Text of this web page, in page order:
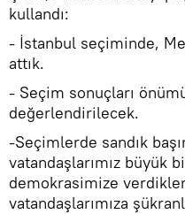
kullandı:
- İstanbul seçiminde,
attık.
- Seçim sonuçları
değerlendirilecek.
-Seçimlerde sandık
vatandaşlarımız büyük
demokrasimize
vatandaşlarımıza